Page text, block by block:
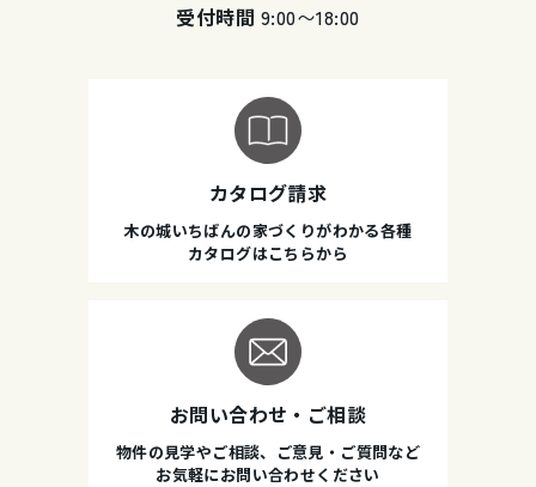
受付時間 9:00〜18:00
カタログ請求
木の城いちばんの家づくりがわかる各種
カタログはこちらから
お問い合わせ・ご相談
物件の見学やご相談、ご意見・ご質問など
お気軽にお問い合わせください